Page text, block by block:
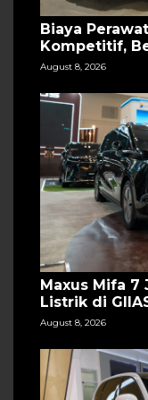
Biaya
Kompetitif,
August 8, 2026
Maxus Mifa 7
Listrik di
August 8, 2026